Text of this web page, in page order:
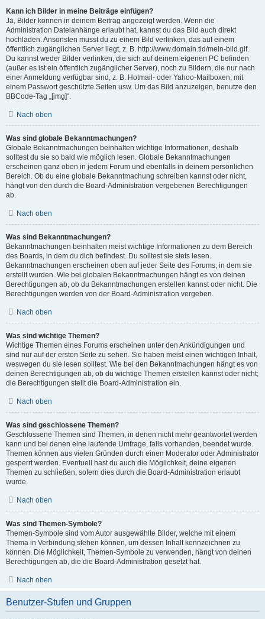
Kann ich Bilder in meine Beiträge einfügen?
Ja, Bilder können in deinem Beitrag angezeigt werden. Wenn die
Administration Dateianhänge erlaubt hat, kannst du das Bild auch direkt
hochladen. Ansonsten musst du zu einem Bild verlinken, das auf einem
öffentlich zugänglichen Server liegt, z. B. http://www.domain.tld/mein-bild.gif.
Du kannst weder Bilder verlinken, die sich auf deinem eigenen PC befinden
(außer es ist ein öffentlich zugänglicher Server), noch zu Bildern, die nur nach
einer Anmeldung verfügbar sind, z. B. Hotmail- oder Yahoo-Mailboxen, mit
einem Passwort geschützte Seiten usw. Um das Bild anzuzeigen, benutze den
BBCode-Tag „[img]“.
Nach oben
Was sind globale Bekanntmachungen?
Globale Bekanntmachungen beinhalten wichtige Informationen, deshalb
solltest du sie so bald wie möglich lesen. Globale Bekanntmachungen
erscheinen ganz oben in jedem Forum und ebenfalls in deinem persönlichen
Bereich. Ob du eine globale Bekanntmachung schreiben kannst oder nicht,
hängt von den durch die Board-Administration vergebenen Berechtigungen
ab.
Nach oben
Was sind Bekanntmachungen?
Bekanntmachungen beinhalten meist wichtige Informationen zu dem Bereich
des Boards, in dem du dich befindest. Du solltest sie stets lesen.
Bekanntmachungen erscheinen oben auf jeder Seite des Forums, in dem sie
erstellt wurden. Wie bei globalen Bekanntmachungen hängt es von deinen
Berechtigungen ab, ob du Bekanntmachungen erstellen kannst oder nicht. Die
Berechtigungen werden von der Board-Administration vergeben.
Nach oben
Was sind wichtige Themen?
Wichtige Themen eines Forums erscheinen unter den Ankündigungen und
sind nur auf der ersten Seite zu sehen. Sie haben meist einen wichtigen Inhalt,
weswegen du sie lesen solltest. Wie bei den Bekanntmachungen hängt es von
deinen Berechtigungen ab, ob du wichtige Themen erstellen kannst oder nicht;
die Berechtigungen stellt die Board-Administration ein.
Nach oben
Was sind geschlossene Themen?
Geschlossene Themen sind Themen, in denen nicht mehr geantwortet werden
kann und bei denen eine laufende Umfrage, falls vorhanden, beendet wurde.
Themen können aus vielen Gründen durch einen Moderator oder Administrator
gesperrt werden. Eventuell hast du auch die Möglichkeit, deine eigenen
Themen zu schließen, sofern dies durch die Board-Administration erlaubt
wurde.
Nach oben
Was sind Themen-Symbole?
Themen-Symbole sind vom Autor ausgewählte Bilder, welche mit einem
Thema in Verbindung stehen können, um dessen Inhalt kennzeichnen zu
können. Die Möglichkeit, Themen-Symbole zu verwenden, hängt von deinen
Berechtigungen ab, die die Board-Administration gesetzt hat.
Nach oben
Benutzer-Stufen und Gruppen